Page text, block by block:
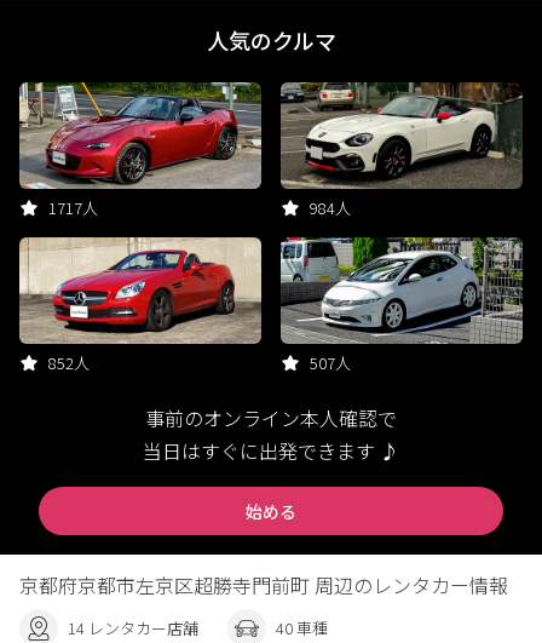
人気のクルマ
1717人 984人
852人 507人
事前のオンライン本人確認で
当日はすぐに出発できます ♪
始める
京都府京都市左京区超勝寺門前町 周辺のレンタカー情報
14 レンタカー店舗 40 車種